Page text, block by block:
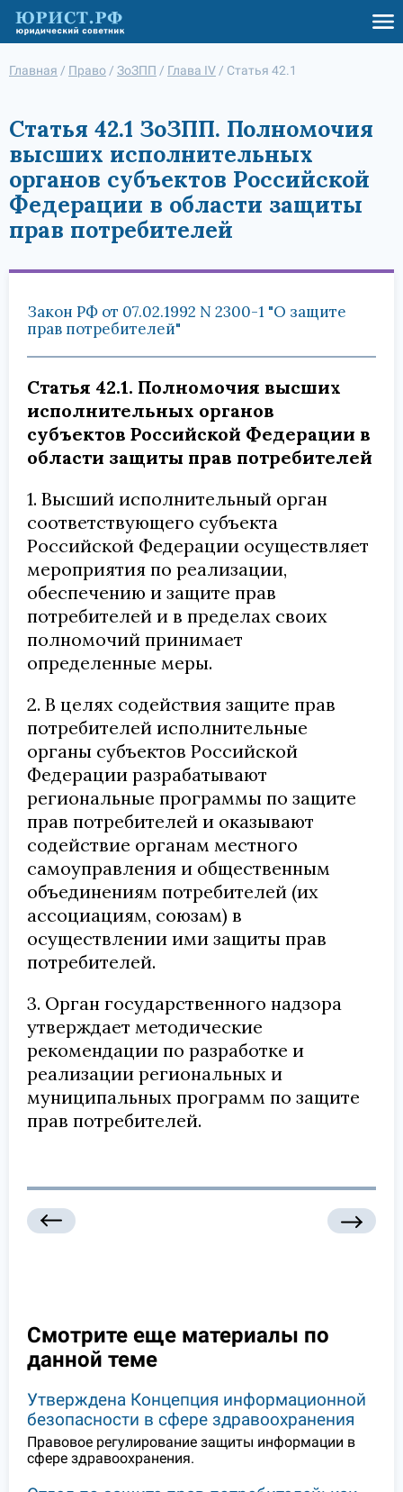
Главная / Право / ЗоЗПП / Глава IV / Статья 42.1
Статья 42.1 ЗоЗПП. Полномочия
высших исполнительных
органов субъектов Российской
Федерации в области защиты
прав потребителей
Закон РФ от 07.02.1992 N 2300-1 "О защите
прав потребителей"
Статья 42.1. Полномочия высших
исполнительных органов
субъектов Российской Федерации в
области защиты прав потребителей
1. Высший исполнительный орган
соответствующего субъекта
Российской Федерации осуществляет
мероприятия по реализации,
обеспечению и защите прав
потребителей и в пределах своих
полномочий принимает
определенные меры.
2. В целях содействия защите прав
потребителей исполнительные
органы субъектов Российской
Федерации разрабатывают
региональные программы по защите
прав потребителей и оказывают
содействие органам местного
самоуправления и общественным
объединениям потребителей (их
ассоциациям, союзам) в
осуществлении ими защиты прав
потребителей.
3. Орган государственного надзора
утверждает методические
рекомендации по разработке и
реализации региональных и
муниципальных программ по защите
прав потребителей.
Смотрите еще материалы по
данной теме
Утверждена Концепция информационной
безопасности в сфере здравоохранения
Правовое регулирование защиты информации в
сфере здравоохранения.